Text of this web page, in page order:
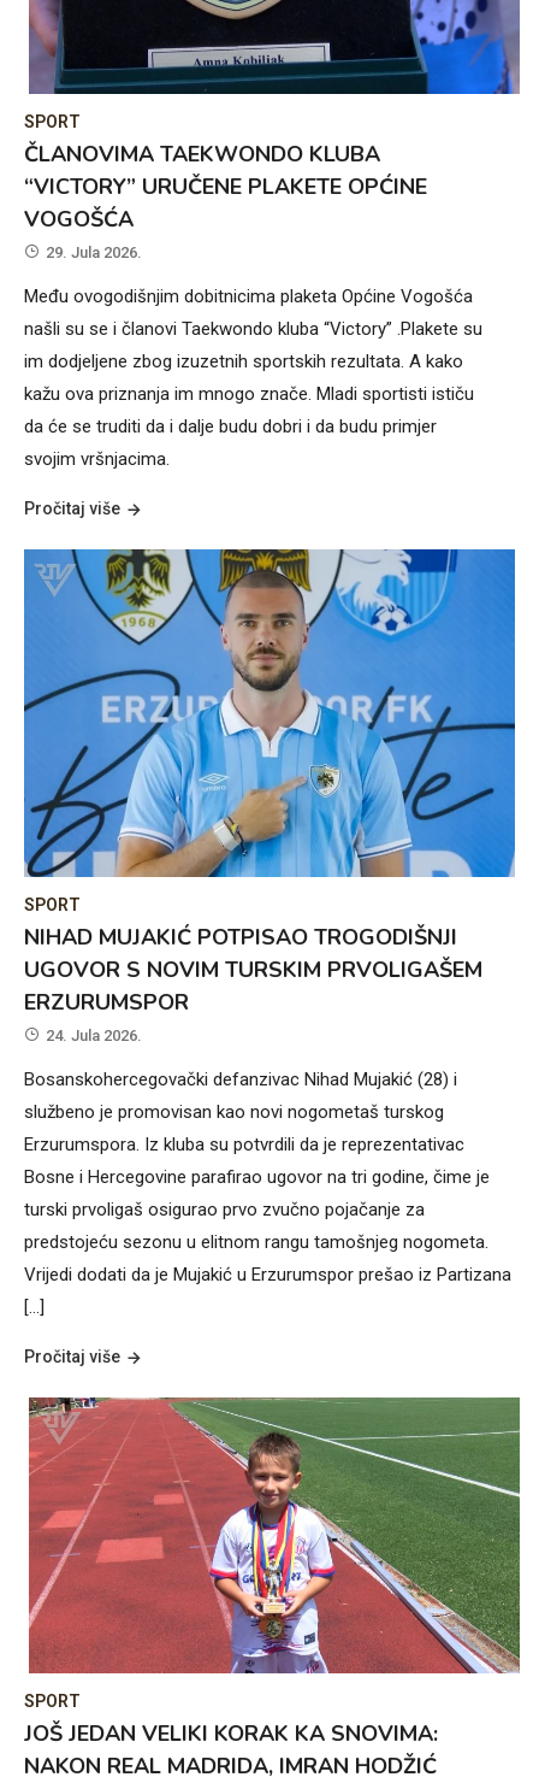
SPORT
ČLANOVIMA TAEKWONDO KLUBA
“VICTORY” URUČENE PLAKETE OPĆINE
VOGOŠĆA
29. Jula 2026.
Među ovogodišnjim dobitnicima plaketa Općine Vogošća
našli su se i članovi Taekwondo kluba “Victory” .Plakete su
im dodjeljene zbog izuzetnih sportskih rezultata. A kako
kažu ova priznanja im mnogo znače. Mladi sportisti ističu
da će se truditi da i dalje budu dobri i da budu primjer
svojim vršnjacima.
Pročitaj više
SPORT
NIHAD MUJAKIĆ POTPISAO TROGODIŠNJI
UGOVOR S NOVIM TURSKIM PRVOLIGAŠEM
ERZURUMSPOR
24. Jula 2026.
Bosanskohercegovački defanzivac Nihad Mujakić (28) i
službeno je promovisan kao novi nogometaš turskog
Erzurumspora. Iz kluba su potvrdili da je reprezentativac
Bosne i Hercegovine parafirao ugovor na tri godine, čime je
turski prvoligaš osigurao prvo zvučno pojačanje za
predstojeću sezonu u elitnom rangu tamošnjeg nogometa.
Vrijedi dodati da je Mujakić u Erzurumspor prešao iz Partizana
[…]
Pročitaj više
SPORT
JOŠ JEDAN VELIKI KORAK KA SNOVIMA:
NAKON REAL MADRIDA, IMRAN HODŽIĆ